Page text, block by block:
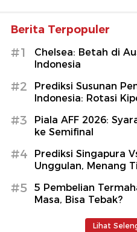
Berita Terpopuler
#1
Chelsea: Betah di
Indonesia
#2
Prediksi Susunan
Indonesia: Rotasi
#3
Piala AFF 2026:
ke Semifinal
#4
Prediksi Singapura
Unggulan, Menang
#5
5 Pembelian
Masa, Bisa Tebak?
Lihat